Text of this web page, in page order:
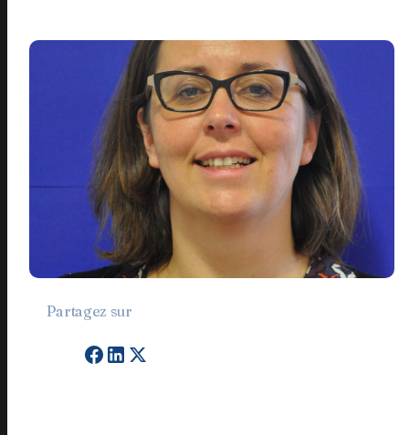
Partagez sur